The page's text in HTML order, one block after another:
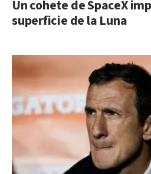
Un cohete de SpaceX
superficie de la Luna